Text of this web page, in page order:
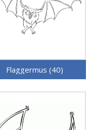
Flaggermus (40)